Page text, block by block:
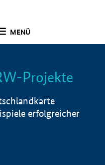
MENÜ
Info
Projekte
erfolgreicher